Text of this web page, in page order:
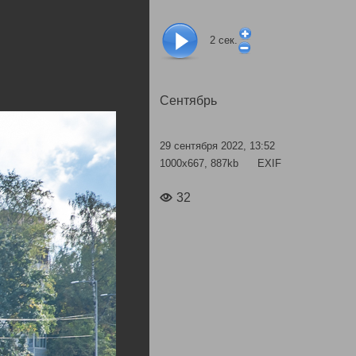
2 сек.
Сентябрь
29 сентября 2022, 13:52
1000x667, 887kb
EXIF
32